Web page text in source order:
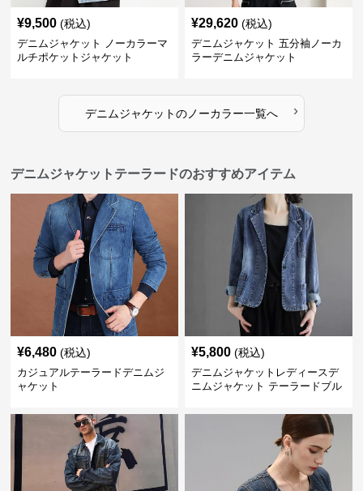
¥9,500 (税込)
デニムジャケット ノーカラーマ
ルチポケットジャケット
¥29,620 (税込)
デニムジャケット 五分袖ノーカ
ラーデニムジャケット
デニムジャケットのノーカラー一覧へ ›
デニムジャケットテーラードのおすすめアイテム
¥6,480 (税込)
カジュアルテーラードデニムジ
ャケット
¥5,800 (税込)
デニムジャケットレディースデ
ニムジャケット テーラードブル